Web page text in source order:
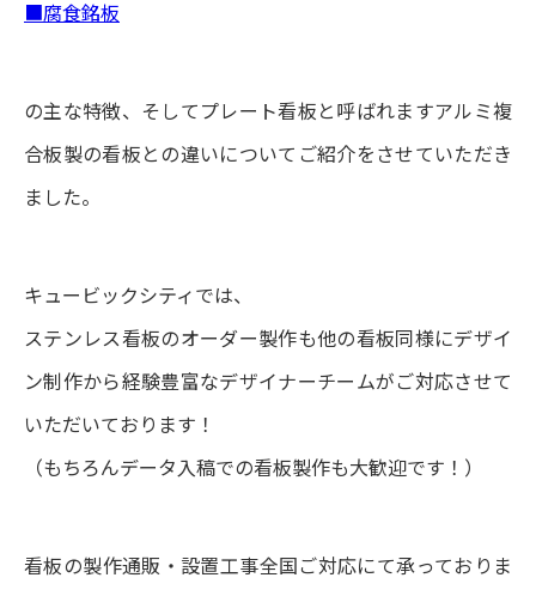
■腐食銘板
の主な特徴、そしてプレート看板と呼ばれますアルミ複
合板製の看板との違いについてご紹介をさせていただき
ました。
キュービックシティでは、
ステンレス看板のオーダー製作も他の看板同様にデザイ
ン制作から経験豊富なデザイナーチームがご対応させて
いただいております！
（もちろんデータ入稿での看板製作も大歓迎です！）
看板の製作通販・設置工事全国ご対応にて承っておりま